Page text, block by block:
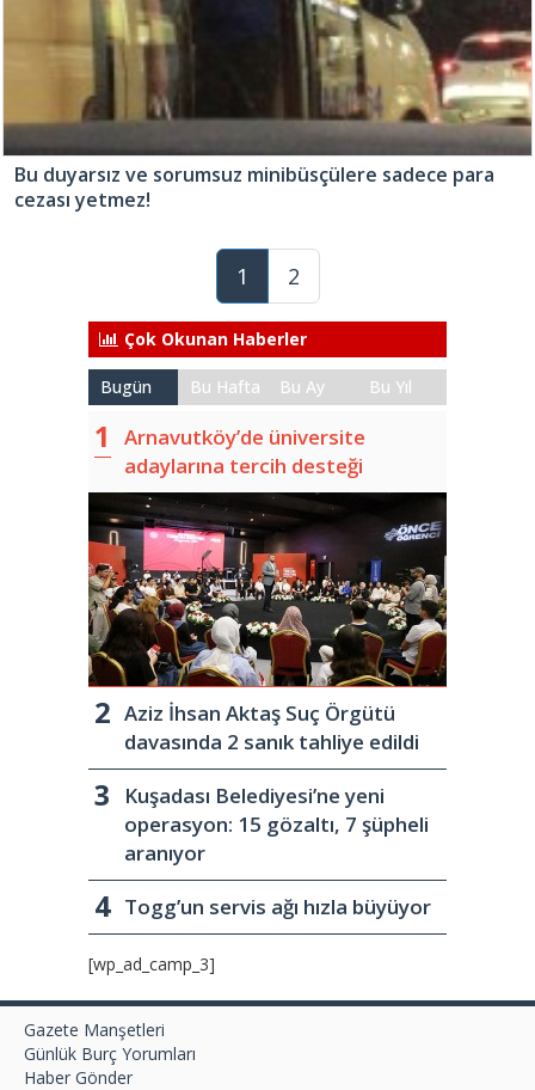
Bu duyarsız ve sorumsuz minibüsçülere sadece para
cezası yetmez!
1 2
Çok Okunan Haberler
Bugün Bu Hafta Bu Ay Bu Yıl
Arnavutköy’de üniversite
adaylarına tercih desteği
Aziz İhsan Aktaş Suç Örgütü
davasında 2 sanık tahliye edildi
Kuşadası Belediyesi’ne yeni
operasyon: 15 gözaltı, 7 şüpheli
aranıyor
Togg’un servis ağı hızla büyüyor
[wp_ad_camp_3]
Gazete Manşetleri
Günlük Burç Yorumları
Haber Gönder